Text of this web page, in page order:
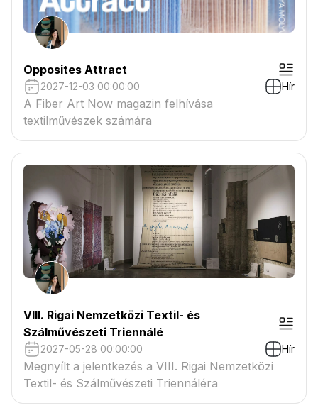
Opposites Attract
2027-12-03 00:00:00 Hír
A Fiber Art Now magazin felhívása
textilművészek számára
VIII. Rigai Nemzetközi Textil- és
Szálművészeti Triennálé
2027-05-28 00:00:00 Hír
Megnyílt a jelentkezés a VIII. Rigai Nemzetközi
Textil- és Szálművészeti Triennáléra